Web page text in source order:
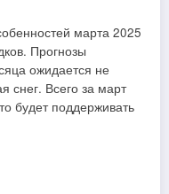
марта 2025
Прогнозы
ожидается не
снег. Всего за март
будет поддерживать